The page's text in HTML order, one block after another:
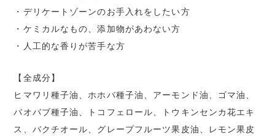
・デリケートゾーンのお手入れをしたい方
・ケミカルなもの、添加物があわない方
・人工的な香りが苦手な方
【全成分】
ヒマワリ種子油、ホホバ種子油、アーモンド油、ゴマ油、
バオバブ種子油、トコフェロール、トウキンセンカ花エキ
ス、バクチオール、グレープフルーツ果皮油、レモン果皮